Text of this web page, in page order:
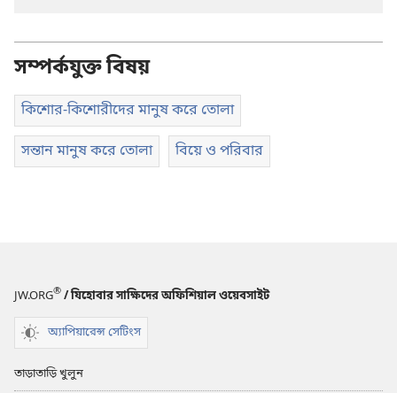
সম্পর্কযুক্ত বিষয়
কিশোর-কিশোরীদের মানুষ করে তোলা
সন্তান মানুষ করে তোলা বিয়ে ও পরিবার
JW.ORG® / যিহোবার সাক্ষিদের অফিশিয়াল ওয়েবসাইট
অ্যাপিয়ারেন্স সেটিংস
তাড়াতাড়ি খুলুন